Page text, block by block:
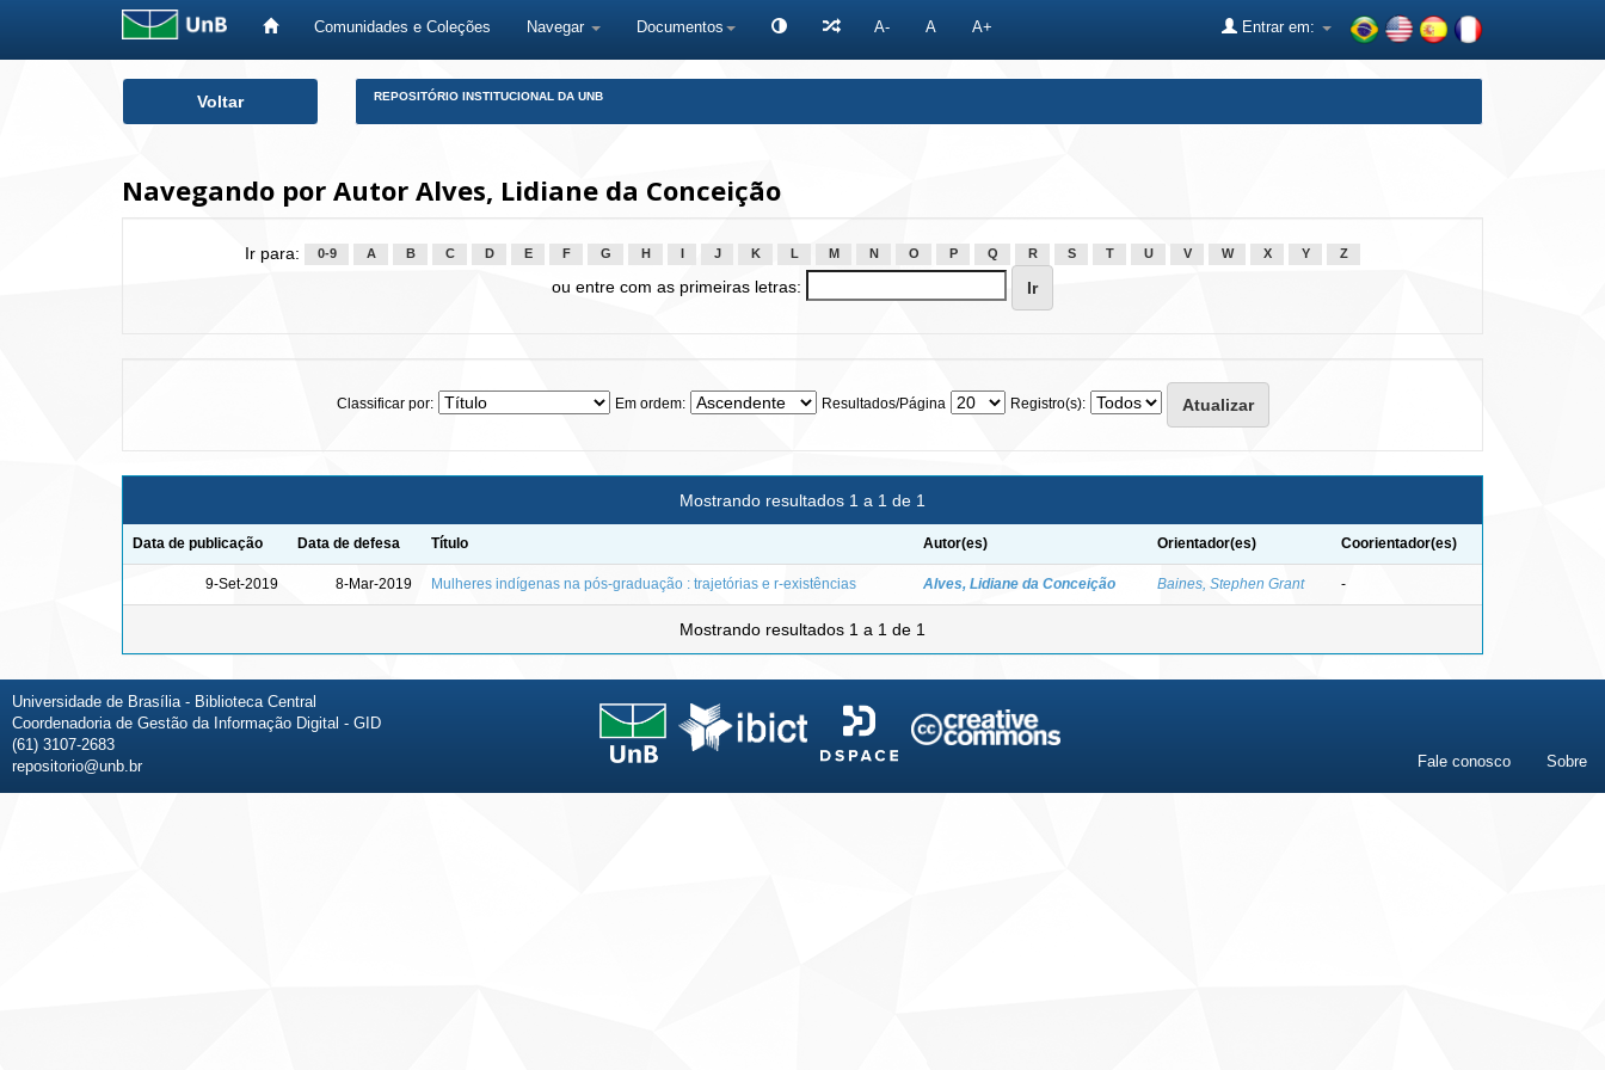
Comunidades e Coleções Navegar Documentos A- A A+ Entrar em:
Voltar REPOSITÓRIO INSTITUCIONAL DA UNB
Navegando por Autor Alves, Lidiane da Conceição
Ir para: 0-9 A B C D E F G H J K L M N O P Q R S T U V W X Y Z
ou entre com as primeiras letras:
Classificar por: Em ordem: Resultados/Página Registro(s):
Mostrando resultados 1 a 1 de 1
Data de publicação Data de defesa Título Autor(es) Orientador(es) Coorientador(es)
9-Set-2019 8-Mar-2019 Mulheres indígenas na pós-graduação : trajetórias e r-existências Alves, Lidiane da Conceição Baines, Stephen Grant -
Mostrando resultados 1 a 1 de 1
Universidade de Brasília - Biblioteca Central
Coordenadoria de Gestão da Informação Digital - GID
(61) 3107-2683
repositorio@unb.br
Fale conosco Sobre